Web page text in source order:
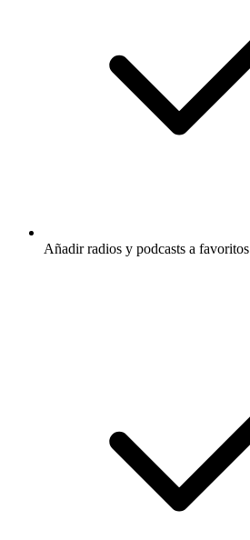
Añadir radios y podcasts a favoritos